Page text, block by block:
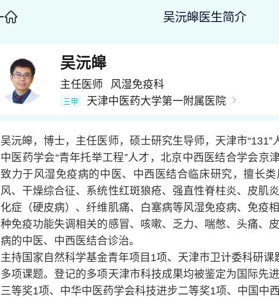
吴沅皞医生简介
吴沅皞
主任医师 风湿免疫科
三甲 天津中医药大学第一附属医院
吴沅皞，博士，主任医师，硕士研究生导师，天津市“131”
中医药学会“青年托举工程”人才，北京中西医结合学会京
致力于风湿免疫病的中医、中西医结合临床研究，擅长
风、干燥综合征、系统性红斑狼疮、强直性脊柱炎、皮肌
化症（硬皮病）、纤维肌痛、白塞病等风湿免疫病、免疫
种免疫功能失调相关的感冒、咳嗽、乏力、喘憋、头痛、
病的中医、中西医结合诊治。
主持国家自然科学基金青年项目1项、天津市卫计委科研
多项课题。登记的多项天津市科技成果均被鉴定为国际先
三等奖1项、中华中医药学会科技进步二等奖1项、中国中